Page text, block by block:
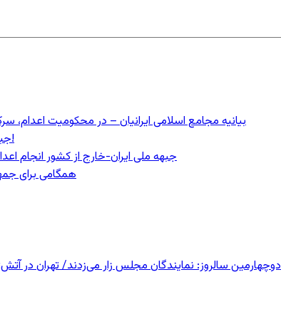
بیانیه مجامع اسلامی ایرانیان – در محکومیت
جبهه ملی ایران: ماشین اعدام را متوقف کنید!
جبهه ملی ایران-خارج از کشور انجام
همگامی برای
سالروز: نمایندگان مجلس زار می‌زدند/ تهران در آتش؛ ۳۰ تیر ۱۳۳۱ میدان بهارستان چه خبر